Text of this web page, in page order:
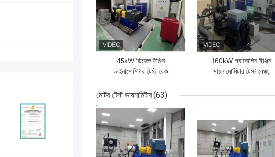
45kW ডিজেল ইঞ্জিন
ডাইনামোমিটার টেস্ট বেঞ্চ
নির্ভুলতা
160kW গ্যাসোলিন ইঞ্জিন
ডায়নামোমিটার টেস্ট বেঞ্চ,
মোটর টেস্ট ডায়নামিটার (63)
ভালো দাম